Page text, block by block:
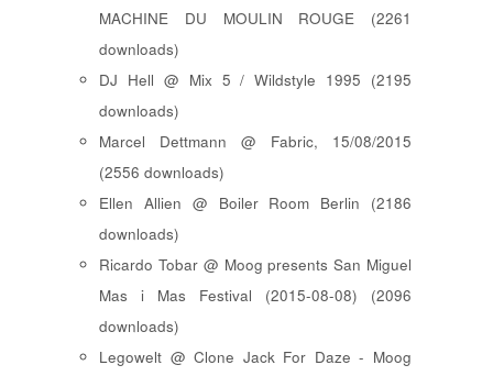
MACHINE DU MOULIN ROUGE (2261
downloads)
DJ Hell @ Mix 5 / Wildstyle 1995 (2195
downloads)
Marcel Dettmann @ Fabric, 15/08/2015
(2556 downloads)
Ellen Allien @ Boiler Room Berlin (2186
downloads)
Ricardo Tobar @ Moog presents San Miguel
Mas i Mas Festival (2015-08-08) (2096
downloads)
Legowelt @ Clone Jack For Daze - Moog